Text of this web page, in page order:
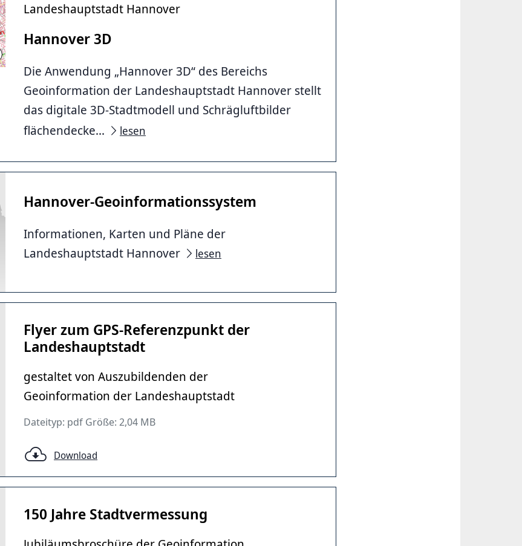
Landeshauptstadt Hannover - Geoinformation
Landeshauptstadt Hannover
Hannover 3D
Die Anwendung „Hannover 3D“ des Bereichs
Geoinformation der Landeshauptstadt Hannover stellt
das digitale 3D-Stadtmodell und Schrägluftbilder
flächendecke...
lesen
Hannover-Geoinformationssystem
Informationen, Karten und Pläne der
Landeshauptstadt Hannover
lesen
Flyer zum GPS-Referenzpunkt der
Landeshauptstadt
gestaltet von Auszubildenden der
Geoinformation der Landeshauptstadt
Dateityp: pdf Größe: 2,04 MB
Download
150 Jahre Stadtvermessung